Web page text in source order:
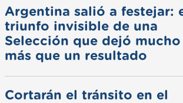
Argentina salió a festejar:
triunfo invisible de una
Selección que dejó mucho
más que un resultado
Cortarán el tránsito en el